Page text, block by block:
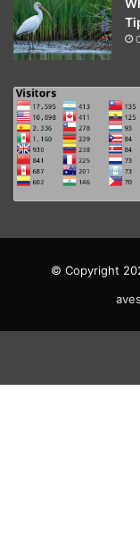
© Copyright